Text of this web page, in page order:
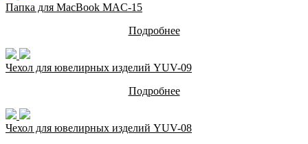
Папка для MacBook MAC-15
Подробнее
Чехол для ювелирных изделий YUV-09
Подробнее
Чехол для ювелирных изделий YUV-08